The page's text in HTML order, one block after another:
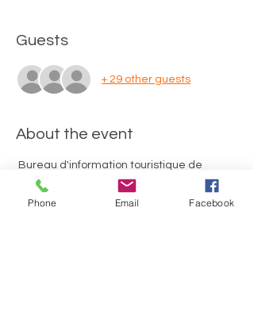
Guests
+ 29 other guests
About the event
Sherbrooke (785, rue King Ouest,
Sherbrooke)
Point de départ:
Phone Email Facebook